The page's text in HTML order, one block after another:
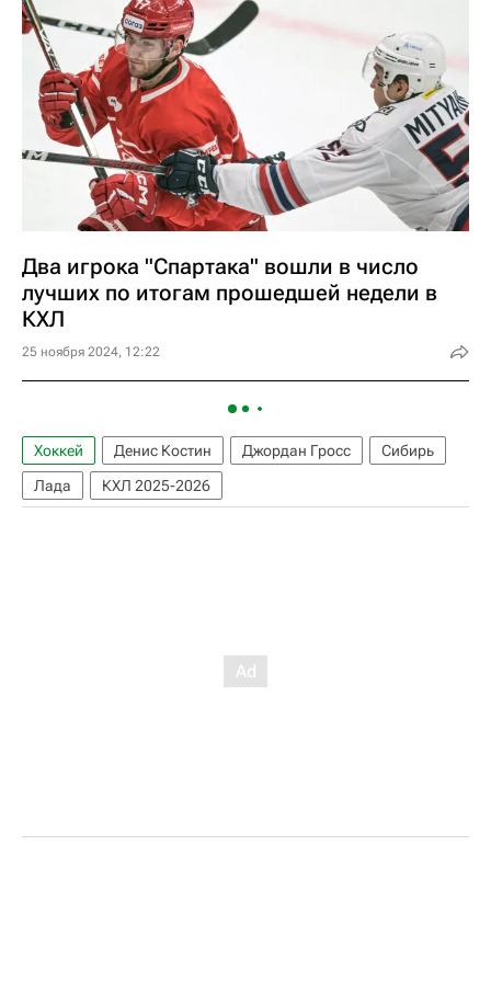
Два игрока "Спартака" вошли в число
лучших по итогам прошедшей недели в
КХЛ
25 ноября 2024, 12:22
Хоккей Денис Костин Джордан Гросс
Сибирь
Лада
КХЛ 2025-2026